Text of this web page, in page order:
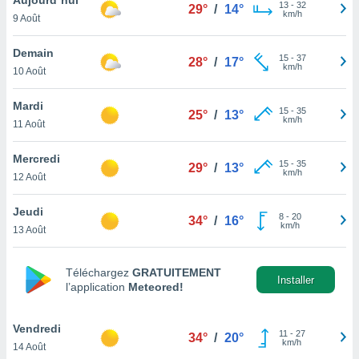
et
»,
au
vous
qu'ils
ou
le
ainsi
un
la
du
9 Août
29° / 14° 13- 32
km/h
Demain
10 Août
28° / 17° 15- 37
km/h
Mardi
11 Août
25° / 13° 15- 35
km/h
Mercredi
12 Août
29° / 13° 15- 35
km/h
Jeudi
13 Août
34° / 16° 8- 20
km/h
Téléchargez GRATUITEMENT
l’application Meteored!
Installer
Vendredi
14 Août
34° / 20° 11 - 27
km/h